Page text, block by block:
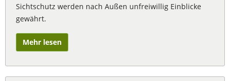
Sichtschutz werden nach Außen unfreiwillig Einblicke
gewährt.
Mehr lesen